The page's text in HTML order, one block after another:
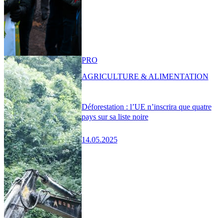
Déforestation : l’UE n’inscrira que quatre
pays sur sa liste noire
14.05.2025
PRO
AGRICULTURE & ALIMENTATION